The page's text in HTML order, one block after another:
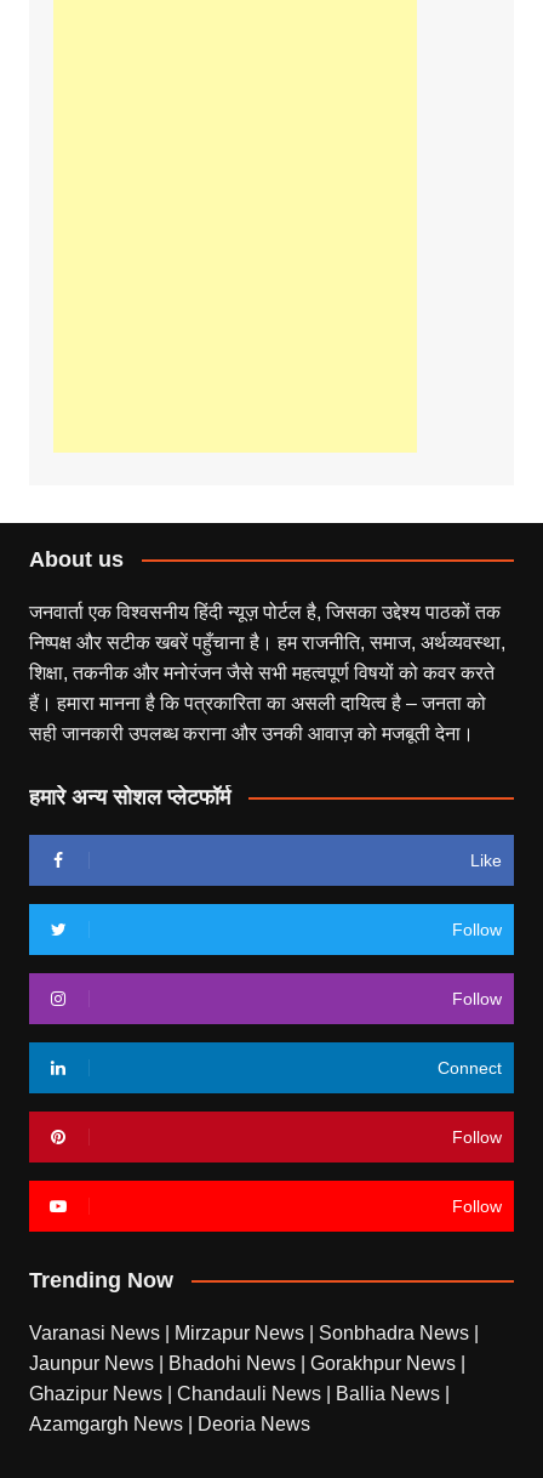
About us
जनवार्ता एक विश्वसनीय हिंदी न्यूज़ पोर्टल है, जिसका उद्देश्य पाठकों तक
निष्पक्ष और सटीक खबरें पहुँचाना है। हम राजनीति, समाज, अर्थव्यवस्था,
शिक्षा, तकनीक और मनोरंजन जैसे सभी महत्वपूर्ण विषयों को कवर करते
हैं। हमारा मानना है कि पत्रकारिता का असली दायित्व है – जनता को
सही जानकारी उपलब्ध कराना और उनकी आवाज़ को मजबूती देना।
हमारे अन्य सोशल प्लेटफॉर्म
Like
Follow
Follow
Connect
Follow
Follow
Trending Now
Varanasi News Mirzapur News Sonbhadra News
Jaunpur News
Bhadohi News Gorakhpur News
Ghazipur News
Chandauli News Ballia News
Azamgargh News
Deoria News